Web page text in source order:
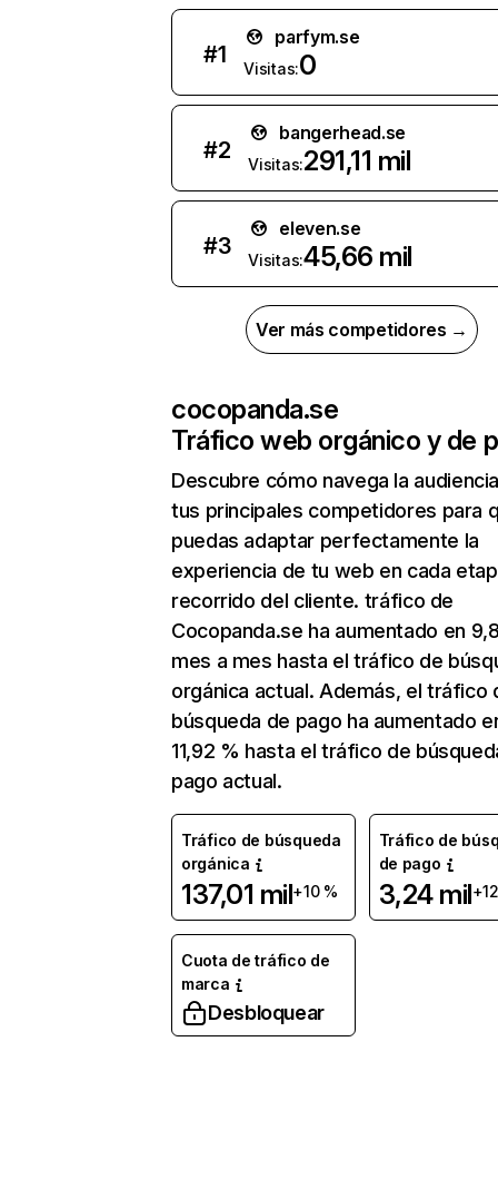
#1
parfym.se
Visitas:0
#2
bangerhead.se
Visitas:291,11 mil
#3
eleven.se
Visitas:45,66 mil
Ver más competidores →
cocopanda.se
Tráfico web orgánico y de
Descubre cómo navega la
tus principales competidores para
puedas adaptar perfectamente la
experiencia de tu web en cada
recorrido del cliente. tráfico de
Cocopanda.se ha aumentado en
mes a mes hasta el tráfico de
orgánica actual. Además, el tráfico
búsqueda de pago ha aumentado
11,92 % hasta el tráfico de
pago actual.
Tráfico de búsqueda
orgánica
137,01 mil+10 %
Tráfico de
de pago
3,24 mil
Cuota de tráfico de
marca
Desbloquear